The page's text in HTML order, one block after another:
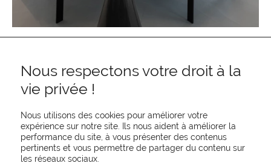
REJOIGNEZ-NOUS
Nous respectons votre droit à la
vie privée !
Nous utilisons des cookies pour améliorer votre
expérience sur notre site. Ils nous aident à améliorer la
performance du site, à vous présenter des contenus
pertinents et vous permettre de partager du contenu sur
les réseaux sociaux.